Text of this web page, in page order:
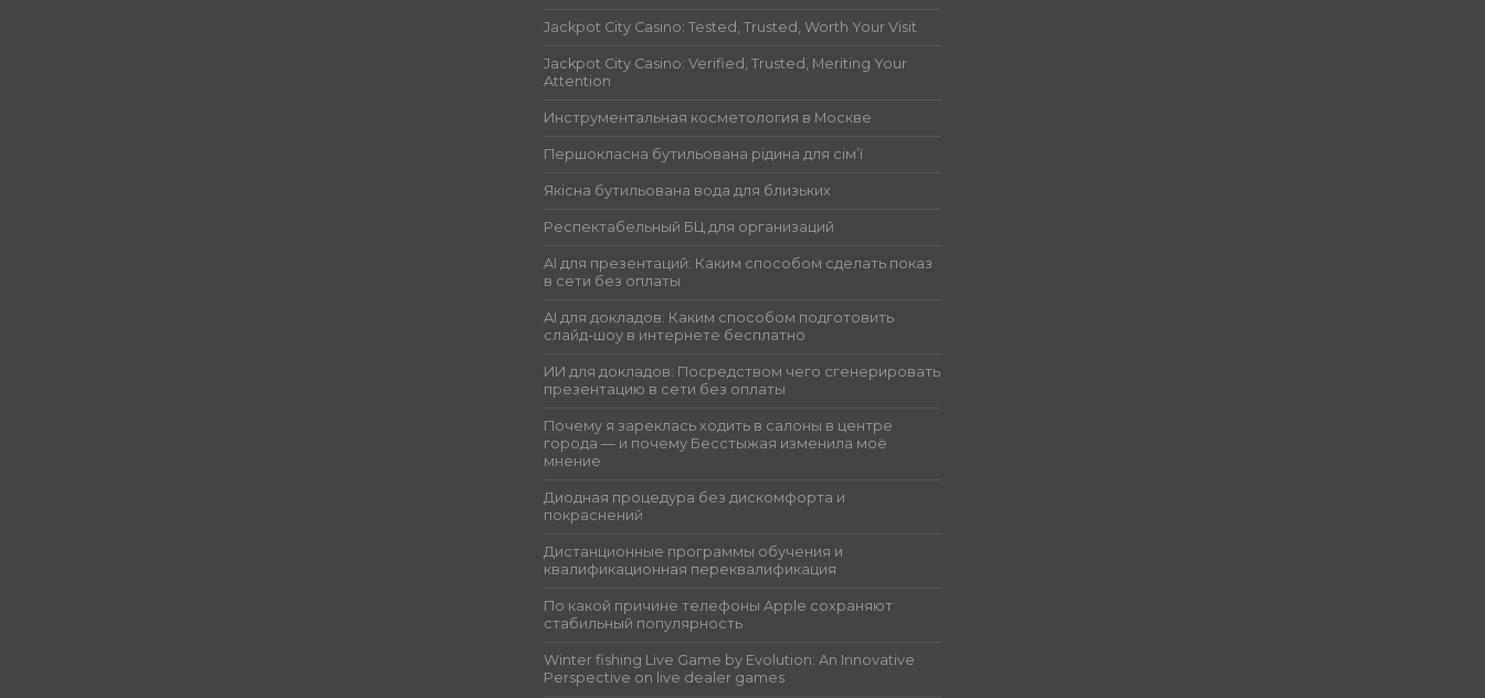
Jackpot City Casino: Tested, Trusted, Worth Your Visit
Jackpot City Casino: Verified, Trusted, Meriting Your
Attention
Инструментальная косметология в Москве
Першокласна бутильована рідина для сім’ї
Якісна бутильована вода для близьких
Респектабельный БЦ для организаций
AI для презентаций: Каким способом сделать показ
в сети без оплаты
AI для докладов: Каким способом подготовить
слайд-шоу в интернете бесплатно
ИИ для докладов: Посредством чего сгенерировать
презентацию в сети без оплаты
Почему я зареклась ходить в салоны в центре
города — и почему Бесстыжая изменила моё
мнение
Диодная процедура без дискомфорта и
покраснений
Дистанционные программы обучения и
квалификационная переквалификация
По какой причине телефоны Apple сохраняют
стабильный популярность
Winter fishing Live Game by Evolution: An Innovative
Perspective on live dealer games